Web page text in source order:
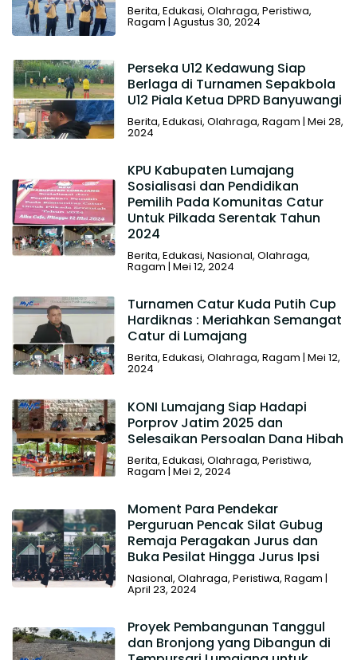
Berita, Edukasi, Olahraga, Peristiwa,
Ragam | Agustus 30, 2024
Perseka U12 Kedawung Siap
Berlaga di Turnamen Sepakbola
U12 Piala Ketua DPRD Banyuwangi
Berita, Edukasi, Olahraga, Ragam | Mei 28,
2024
KPU Kabupaten Lumajang
Sosialisasi dan Pendidikan
Pemilih Pada Komunitas Catur
Untuk Pilkada Serentak Tahun
2024
Berita, Edukasi, Nasional, Olahraga,
Ragam | Mei 12, 2024
Turnamen Catur Kuda Putih Cup
Hardiknas : Meriahkan Semangat
Catur di Lumajang
Berita, Edukasi, Olahraga, Ragam | Mei 12,
2024
KONI Lumajang Siap Hadapi
Porprov Jatim 2025 dan
Selesaikan Persoalan Dana Hibah
Berita, Edukasi, Olahraga, Peristiwa,
Ragam | Mei 2, 2024
Moment Para Pendekar
Perguruan Pencak Silat Gubug
Remaja Peragakan Jurus dan
Buka Pesilat Hingga Jurus Ipsi
Nasional, Olahraga, Peristiwa, Ragam |
April 23, 2024
Proyek Pembangunan Tanggul
dan Bronjong yang Dibangun di